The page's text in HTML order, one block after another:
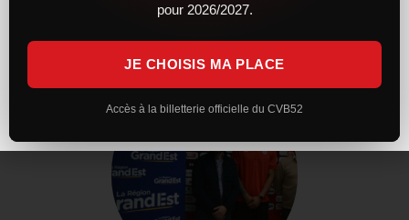
pour 2026/2027.
JE CHOISIS MA PLACE
Accès à la billetterie officielle du CVB52